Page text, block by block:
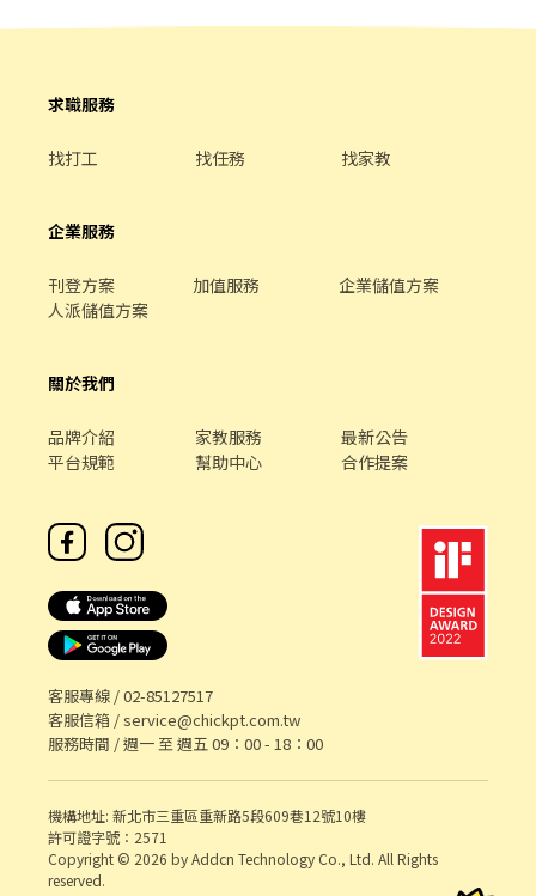
---------------------------------------------------------------------
『加入三澧 成為家人』共同創造無限可能。 1998年於台灣成立-日
台分公司。 深耕台灣多年的日本與義大利美食連鎖品牌，旗下六大
Paradise壽喜燒 ★日式天婦羅專門店：天吉屋、吉天麩羅 全台直營
------------------------------------------------------- 【應徵須
知】 ①詳閱工作內容後，請審慎提出應徵申請。 ②履歷初審合適
求職服務
找打工 找任務 找家教
企業服務
刊登方案 加值服務
企業儲值方案
人派儲值方案
關於我們
品牌介紹 家教服務
最新公告
平台規範
幫助中心 合作提案
客服專線 /02-85127517
客服信箱 /service@chickpt.com.tw
服務時間 / 週一 至 週五 09：00 - 18：00
機構地址: 新北市三重區重新路5段609巷12號10樓
許可證字號：2571
Copyright © 2026 by Addcn Technology Co., Ltd. All Rights
reserved.